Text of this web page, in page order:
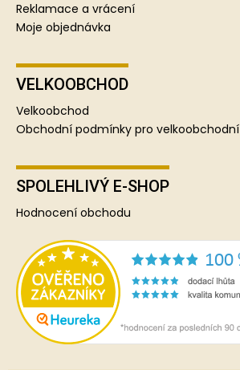
Reklamace a vrácení
Moje objednávka
VELKOOBCHOD
Velkoobchod
Obchodní podmínky pro
SPOLEHLIVÝ E-SHOP
Hodnocení obchodu